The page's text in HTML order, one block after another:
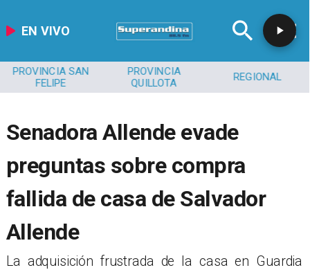
EN VIVO
PROVINCIA SAN
FELIPE
PROVINCIA
QUILLOTA
REGIONAL
Senadora Allende evade
preguntas sobre compra
fallida de casa de Salvador
Allende
La adquisición frustrada de la casa en Guardia